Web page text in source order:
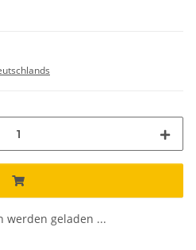
werden geladen ...